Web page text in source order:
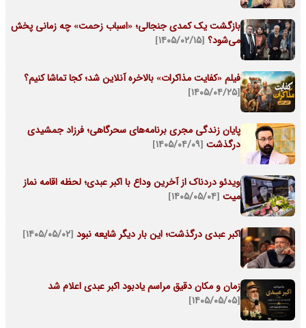
بازگشت یک کمدی جنجالی؛ «اسباب زحمت» چه زمانی پخش
می‌شود؟ [۱۴۰۵/۰۲/۱۵]
فیلم «کفایت مذاکرات» بالاخره آنلاین شد؛ کجا تماشا کنیم؟
[۱۴۰۵/۰۴/۲۵]
پایان زندگی مجری برنامه‌های سحرگاهی؛ فرزاد جمشیدی
درگذشت [۱۴۰۵/۰۴/۰۹]
ویدئو دردناک از آخرین وداع با اکبر عبدی؛ لحظه اقامه نماز
میت [۱۴۰۵/۰۵/۰۴]
اکبر عبدی درگذشت؛ این بار دیگر شایعه نبود [۱۴۰۵/۰۵/۰۲]
زمان و مکان دقیق مراسم یادبود اکبر عبدی اعلام شد
[۱۴۰۵/۰۵/۰۵]